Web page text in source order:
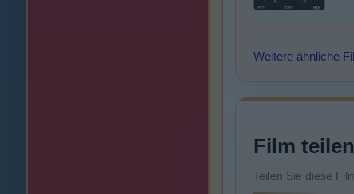
Weitere ähnliche
Film
Teilen Sie diese